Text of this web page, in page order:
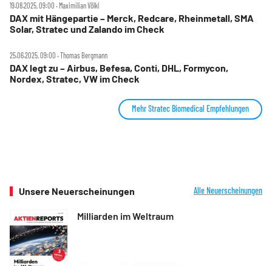
19.08.2025, 09:00 ‧ Maximilian Völkl
DAX mit Hängepartie – Merck, Redcare, Rheinmetall, SMA
Solar, Stratec und Zalando im Check
25.06.2025, 09:00 ‧ Thomas Bergmann
DAX legt zu – Airbus, Befesa, Conti, DHL, Formycon,
Nordex, Stratec, VW im Check
Mehr Stratec Biomedical Empfehlungen
Unsere Neuerscheinungen Alle Neuerscheinungen
Milliarden im Weltraum